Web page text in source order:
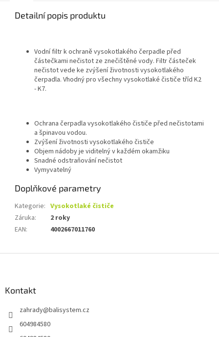
Detailní popis produktu
Vodní filtr k ochraně vysokotlakého čerpadle před
částečkami nečistot ze znečištěné vody. Filtr částeček
nečistot vede ke zvýšení životnosti vysokotlakého
čerpadla. Vhodný pro všechny vysokotlaké čističe tříd K2
- K7.
Ochrana čerpadla vysokotlakého čističe před nečistotami
a špinavou vodou.
Zvýšení životnosti vysokotlakého čističe
Objem nádoby je viditelný v každém okamžiku
Snadné odstraňování nečistot
Vymyvatelný
Doplňkové parametry
Kategorie: Vysokotlaké čističe
Záruka:
2 roky
EAN: 4002667011760
Kontakt
zahrady@balisystem.cz
604984580